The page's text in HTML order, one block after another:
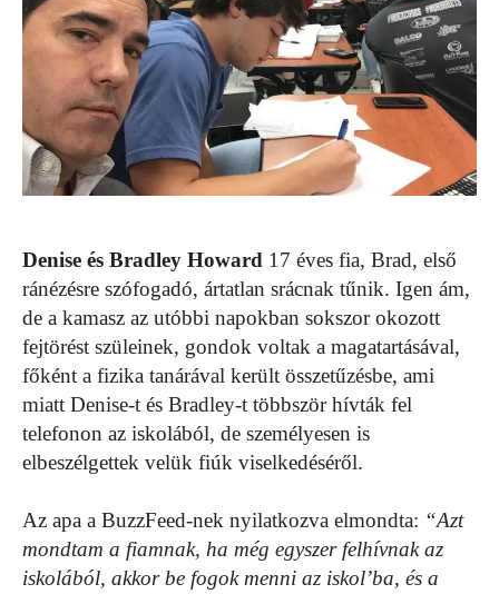
Denise és Bradley Howard 17 éves fia, Brad, első
ránézésre szófogadó, ártatlan srácnak tűnik. Igen ám,
de a kamasz az utóbbi napokban sokszor okozott
fejtörést szüleinek, gondok voltak a magatartásával,
főként a fizika tanárával került összetűzésbe, ami
miatt Denise-t és Bradley-t többször hívták fel
telefonon az iskolából, de személyesen is
elbeszélgettek velük fiúk viselkedéséről.
Az apa a BuzzFeed-nek nyilatkozva elmondta: “Azt
mondtam a fiamnak, ha még egyszer felhívnak az
iskolából, akkor be fogok menni az iskol’ba, és a